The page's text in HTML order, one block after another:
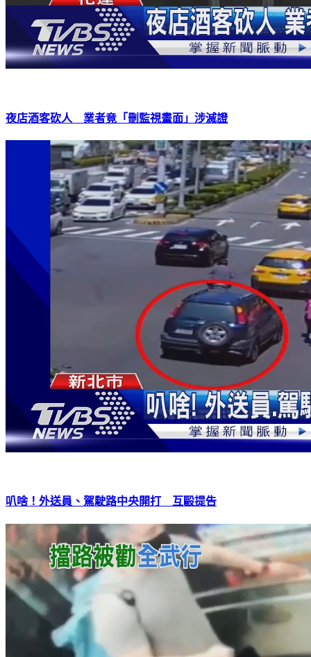
夜店酒客砍人 業者竟「刪監視畫面」涉滅證
叭啥！外送員、駕駛路中央開打 互毆提告